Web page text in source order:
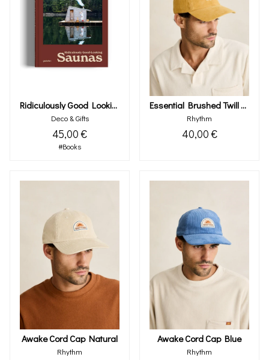
Ridiculously Good Looking Saunas
Deco & Gifts
45,00 €
#Books
Essential Brushed Twill Cap Mustard
Rhythm
40,00 €
Awake Cord Cap Natural
Rhythm
Awake Cord Cap Blue
Rhythm